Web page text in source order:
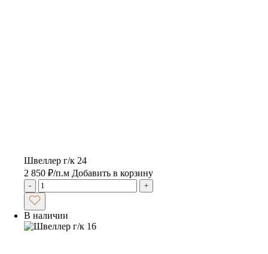
Швеллер г/к 24
2 850 ₽/п.м Добавить в корзину
- +
В наличии